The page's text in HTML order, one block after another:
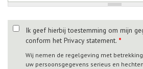
Ik geef hierbij toestemming om mijn
conform het Privacy statement. *
Wij nemen de regelgeving met
uw persoonsgegevens serieus en